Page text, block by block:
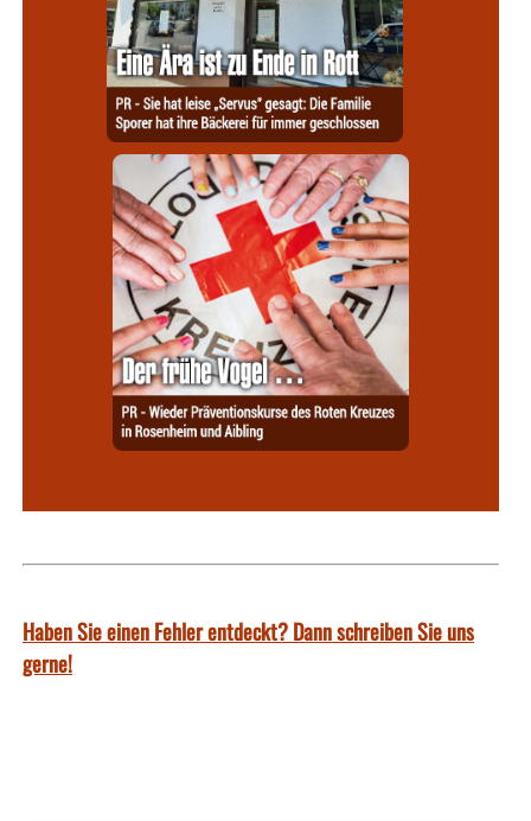
Haben Sie einen Fehler entdeckt? Dann schreiben Sie uns
gerne!